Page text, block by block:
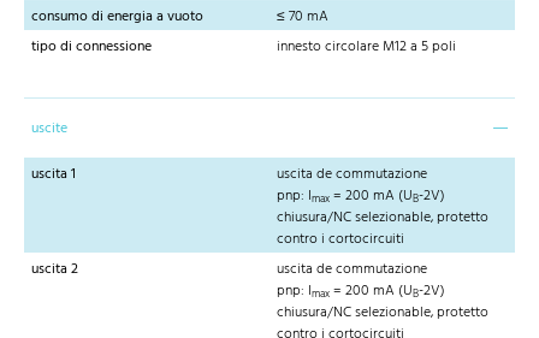
consumo di energia a vuoto
≤ 70 mA
tipo di connessione
innesto circolare M12 a 5 poli
uscite
uscita 1
uscita de commutazione
pnp: Imax = 200 mA (UB-2V)
chiusura/NC selezionable, protetto
contro i cortocircuiti
uscita 2
uscita de commutazione
pnp: Imax = 200 mA (UB-2V)
chiusura/NC selezionable, protetto